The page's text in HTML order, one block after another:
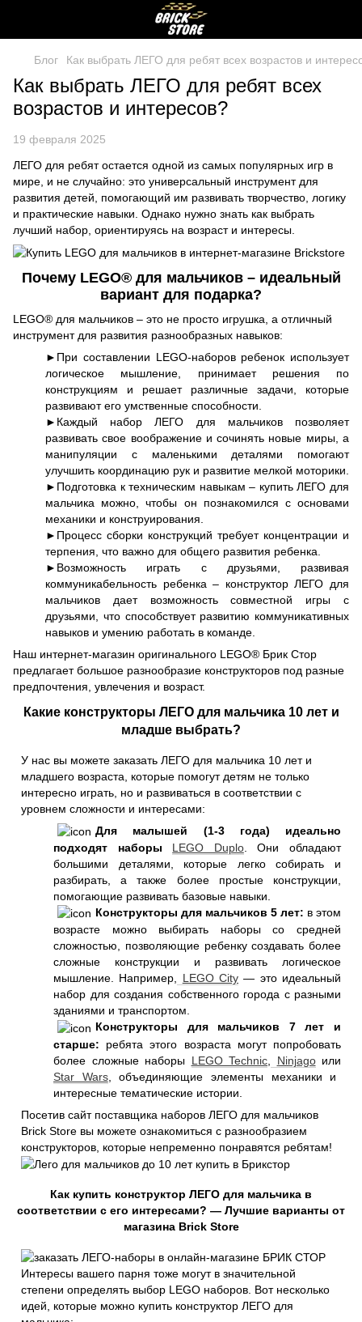
Блог Как выбрать ЛЕГО для ребят всех возрастов и
Как выбрать ЛЕГО для ребят всех
возрастов и интересов?
19 февраля 2025
ЛЕГО для ребят остается одной из самых популярных игр в
мире, и не случайно: это универсальный инструмент для
развития детей, помогающий им развивать творчество, логику
и практические навыки. Однако нужно знать как выбрать
лучший набор, ориентируясь на возраст и интересы.
Почему LEGO® для мальчиков – идеальный
вариант для подарка?
LEGO® для мальчиков – это не просто игрушка, а отличный
инструмент для развития разнообразных навыков:
►При составлении LEGO-наборов ребенок использует
логическое мышление, принимает решения по
конструкциям и решает различные задачи, которые
развивают его умственные способности.
►Каждый набор ЛЕГО для мальчиков позволяет
развивать свое воображение и сочинять новые миры, а
манипуляции с маленькими деталями помогают
улучшить координацию рук и развитие мелкой моторики.
►Подготовка к техническим навыкам – купить ЛЕГО для
мальчика можно, чтобы он познакомился с основами
механики и конструирования.
►Процесс сборки конструкций требует концентрации и
терпения, что важно для общего развития ребенка.
►Возможность играть с друзьями, развивая
коммуникабельность ребенка – конструктор ЛЕГО для
мальчиков дает возможность совместной игры с
друзьями, что способствует развитию коммуникативных
навыков и умению работать в команде.
Наш интернет-магазин оригинального LEGO® Брик Стор
предлагает большое разнообразие конструкторов под разные
предпочтения, увлечения и возраст.
Какие конструкторы ЛЕГО для мальчика 10 лет и
младше выбрать?
У нас вы можете заказать ЛЕГО для мальчика 10 лет и
младшего возраста, которые помогут детям не только
интересно играть, но и развиваться в соответствии с
уровнем сложности и интересами:
Для малышей (1-3 года) идеально
подходят наборы LEGO Duplo. Они обладают
большими деталями, которые легко собирать и
разбирать, а также более простые конструкции,
помогающие развивать базовые навыки.
Конструкторы для мальчиков 5 лет: в этом
возрасте можно выбирать наборы со средней
сложностью, позволяющие ребенку создавать более
сложные конструкции и развивать логическое
мышление. Например, LEGO City — это идеальный
набор для создания собственного города с разными
зданиями и транспортом.
Конструкторы для мальчиков 7 лет и
старше: ребята этого возраста могут попробовать
более сложные наборы LEGO Technic Ninjagoили
Star Wars, объединяющие элементы механики и
интересные тематические истории.
Посетив сайт поставщика наборов ЛЕГО для мальчиков
Brick Store вы можете ознакомиться с разнообразием
конструкторов, которые непременно понравятся ребятам!
Как купить конструктор ЛЕГО для мальчика в
соответствии с его интересами? — Лучшие варианты от
магазина Brick Store
Интересы вашего парня тоже могут в значительной
степени определять выбор LEGO наборов. Вот несколько
идей, которые можно купить конструктор ЛЕГО для